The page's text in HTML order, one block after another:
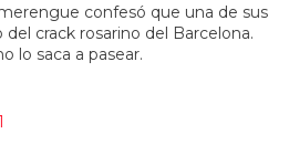
confesó que una de sus
crack rosarino del Barcelona.
lo saca a pasear.